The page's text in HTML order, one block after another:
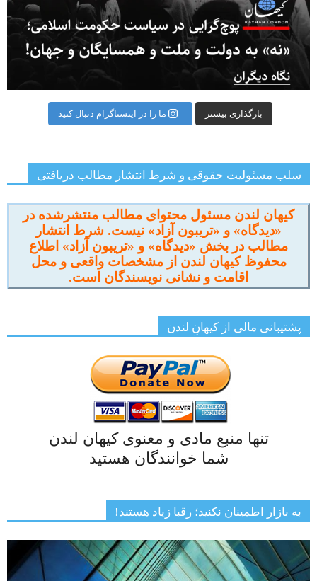
بارگذاری بیشتر ما را در اینستاگرام دنبال کنید
سلب مسئولیت حقوقی و شرط انتشار مطالب دریافتی
کیهان لندن مسئول محتوای مطالب منتشرشده در
«دیدگاه» و «تریبون آزاد» نیست. شرط انتشار
مطالب در بخش «دیدگاه» و «تریبون آزاد» اطلاع
محفوظ کیهان لندن از مشخصات واقعی و محل
اقامت و نشانی نویسندگان است.
پشتیبانی مالی از کیهانِ لندن
تنها منبع مادی و معنوی کیهان لندن
شما خوانندگان هستید
به بازار اطمینان نکنید؛ رقبا زیاد هستند!